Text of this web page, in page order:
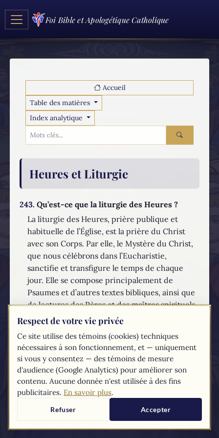
Foi Bible et Apologétique Catholique
Accueil
Table des matières
Index analytique
Heures et Liturgie
243. Qu’est-ce que la liturgie des Heures ?
La liturgie des Heures, prière publique et
habituelle de l’Église, est la prière du Christ
avec son Corps. Par elle, le Mystère du Christ,
que nous célébrons dans l’Eucharistie,
sanctifie et transfigure le temps de chaque
jour. Elle se compose principalement de
Psaumes et d’autres textes bibliques, ainsi que
de lectures des Pères et des maîtres spirituels.
EN SAVOIR PLUS...
Les textes duCompendiumdu catéchisme de l'Église catholique sont
tirés du site du Vatican
Respect de votre vie privée
Ce site utilise des témoins (cookies) techniques
nécessaires à son fonctionnement, et — uniquement
si vous y consentez — des témoins de mesure
d'audience (Google Analytics) pour améliorer son
contenu. Aucune donnée n'est utilisée à des fins
publicitaires. En savoir plus.
Refuser Accepter